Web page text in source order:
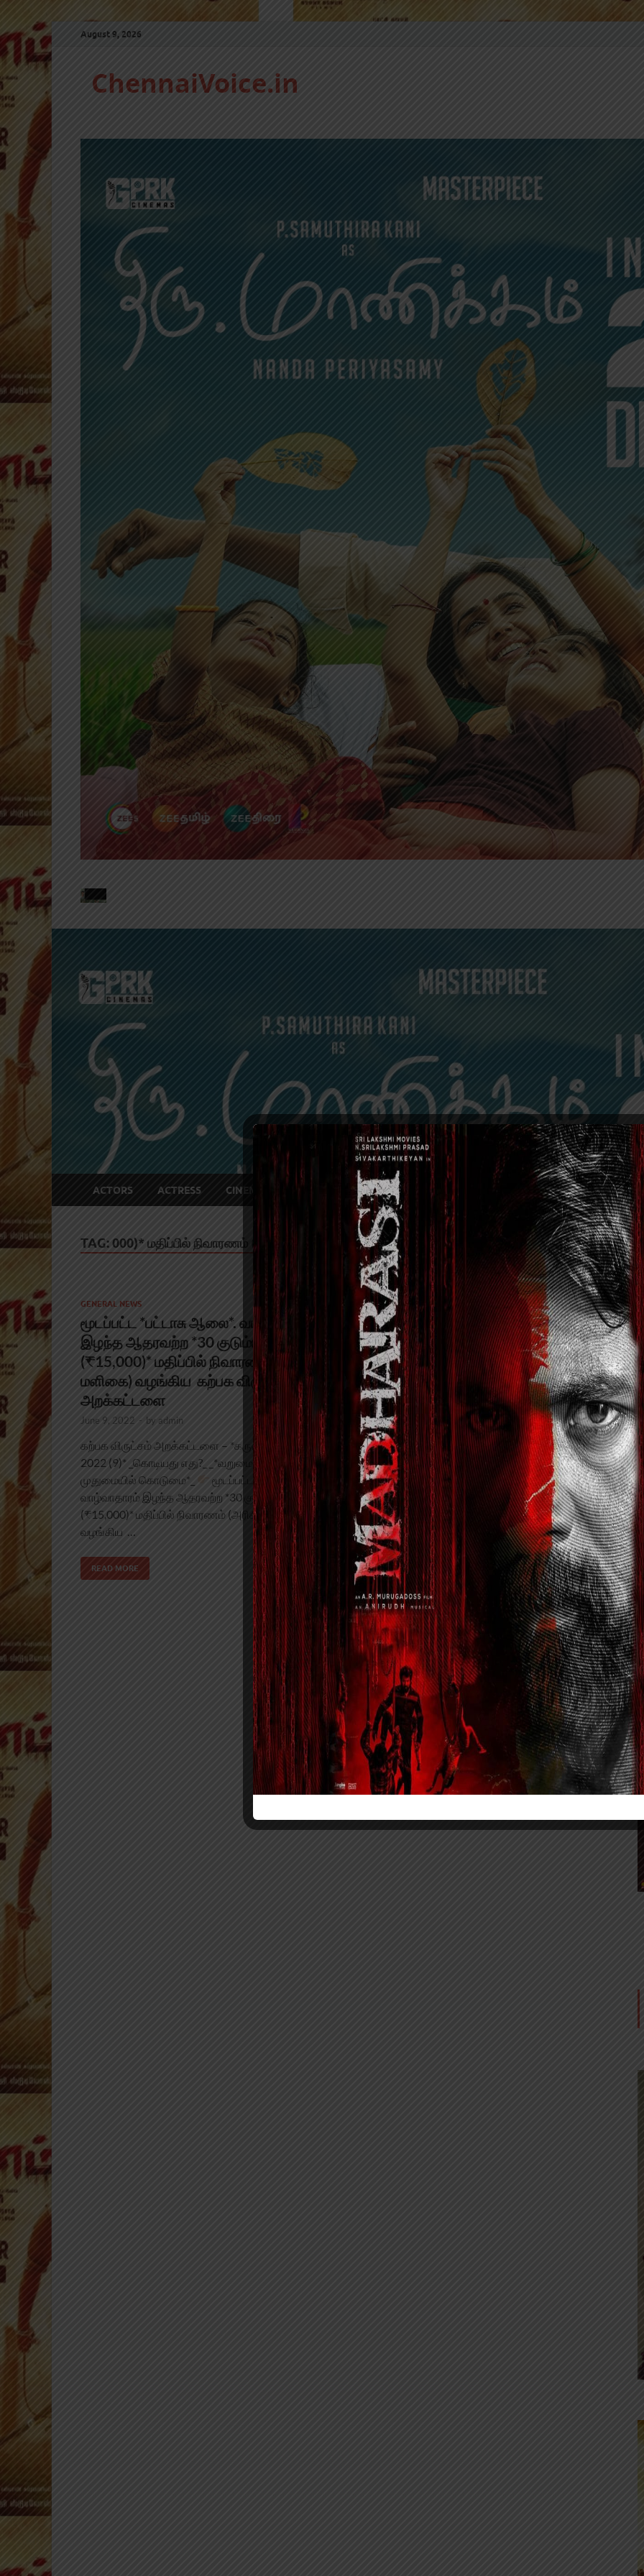
August 9, 2026
ChennaiVoice.in
ACTORS ACTRESS CINEMA NEWS EVENTS GENERAL NEWS POSTERS
TAG:000)* மதிப்பில் நிவாரணம் (அரிசி/மளிகை) வழங்கிய கற்பக விருட்சம் அறக்கட்டளை
GENERAL NEWS
மூடப்பட்ட *பட்டாசு ஆலை*. வாழ்வாதாரம்
இழந்த ஆதரவற்ற *30 குடும்பங்கள்*
(₹15,000)* மதிப்பில் நிவாரணம் (அரிசி/
மளிகை) வழங்கிய கற்பக விருட்சம்
அறக்கட்டளை
June 9, 2022 - by admin
கற்பக விருட்சம் அறக்கட்டளை – *கருணை கரங்கள் –
2022 (9)* _கொடியது எது?_ _*வறுமையும், தனிமையும்
முதுமையில் கொடுமை*_
மூடப்பட்ட *பட்டாசு ஆலை*.
வாழ்வாதாரம் இழந்த ஆதரவற்ற *30 குடும்பங்கள்*
(₹15,000)* மதிப்பில் நிவாரணம் (அரிசி/மளிகை)
வழங்கிய …
READ MORE